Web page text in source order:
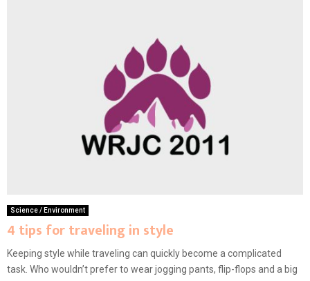
Science / Environment
4 tips for traveling in style
Keeping style while traveling can quickly become a complicated
task. Who wouldn’t prefer to wear jogging pants, flip-flops and a big